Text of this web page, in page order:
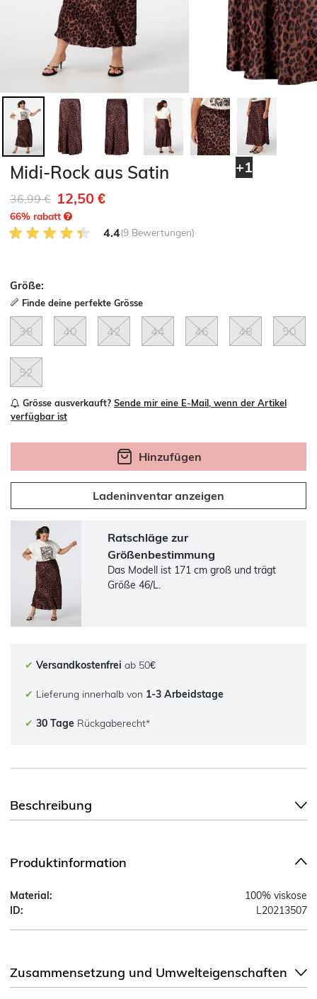
+1
Midi-Rock aus Satin
Reduziert von
36,99 €auf12,50 €
66% rabatt
4.4 von 5 Kundenrezensionen
4.4(9 Bewertungen)
Größe:
Finde deine perfekte Grösse
38 40 42 44 46 48 50
52
Grösse ausverkauft? Sende mir eine E-Mail, wenn der Artikel
verfügbar ist
Hinzufügen
Ladeninventar anzeigen
Ratschläge zur
Größenbestimmung
Das Modell ist 171 cm groß und trägt
Größe 46/L.
✔ Versandkostenfrei ab 50€
✔ Lieferung innerhalb von 1-3 Arbeidstage
✔ 30 Tage Rückgaberecht*
Beschreibung
Produktinformation
Material:
100% viskose
ID:
L20213507
Zusammensetzung und Umwelteigenschaften